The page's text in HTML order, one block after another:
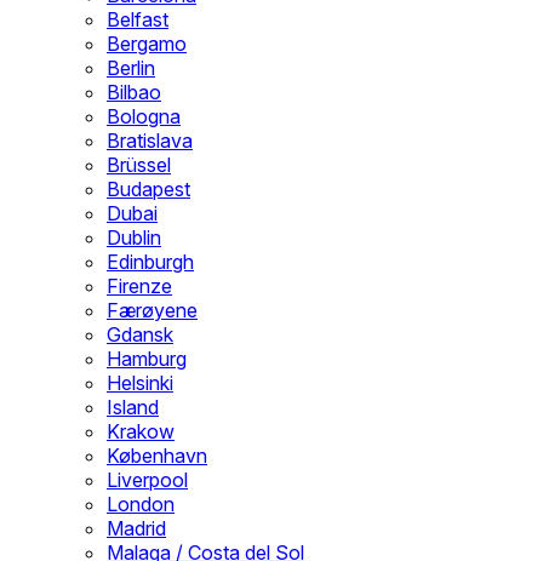
Belfast
Bergamo
Berlin
Bilbao
Bologna
Bratislava
Brüssel
Budapest
Dubai
Dublin
Edinburgh
Firenze
Færøyene
Gdansk
Hamburg
Helsinki
Island
Krakow
København
Liverpool
London
Madrid
Malaga / Costa del Sol